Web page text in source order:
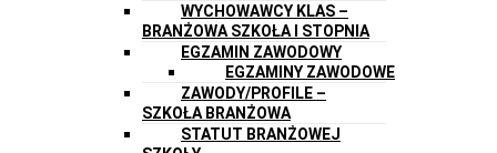
WYCHOWAWCY KLAS –
BRANŻOWA SZKOŁA I STOPNIA
EGZAMIN ZAWODOWY
EGZAMINY ZAWODOWE
ZAWODY/PROFILE –
SZKOŁA BRANŻOWA
STATUT BRANŻOWEJ